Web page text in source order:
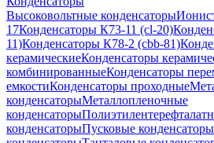
Высоковольтные конденсаторы
17Конденсаторы К73-11 (cl-20)
11)Конденсаторы К78-2 (cbb-81)
керамическиеКонденсаторы
комбинированныеКонденсаторы
емкостиКонденсаторы проходные
конденсаторыМеталлопленочные
конденсаторы
конденсаторыПусковые конденсаторы